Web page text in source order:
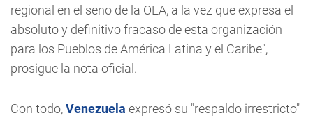
regional en el seno de la OEA, a la vez que expresa el
absoluto y definitivo fracaso de esta organización
para los Pueblos de América Latina y el Caribe",
prosigue la nota oficial.
Con todo,Venezuela expresó su "respaldo irrestricto"